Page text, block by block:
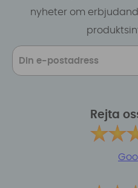
nyheter om
Rejta